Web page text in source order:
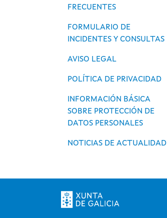
FRECUENTES
FORMULARIO DE
INCIDENTES Y CONSULTAS
AVISO LEGAL
POLÍTICA DE PRIVACIDAD
INFORMACIÓN BÁSICA
SOBRE PROTECCIÓN DE
DATOS PERSONALES
NOTICIAS DE ACTUALIDAD